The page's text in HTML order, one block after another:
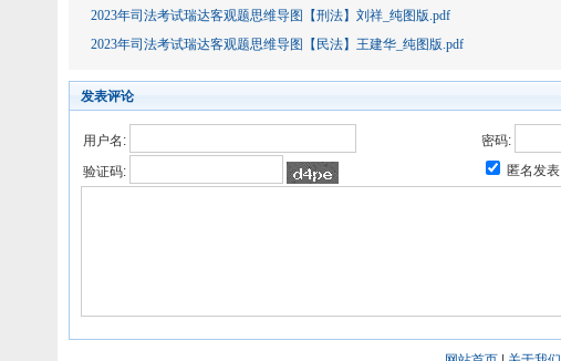
2023年司法考试瑞达客观题思维导图【刑法】刘祥_纯图版.pdf
2023年司法考试瑞达客观题思维导图【民法】王建华_纯图版.pdf
发表评论
用户名:
密码:
验证码:
匿名发表